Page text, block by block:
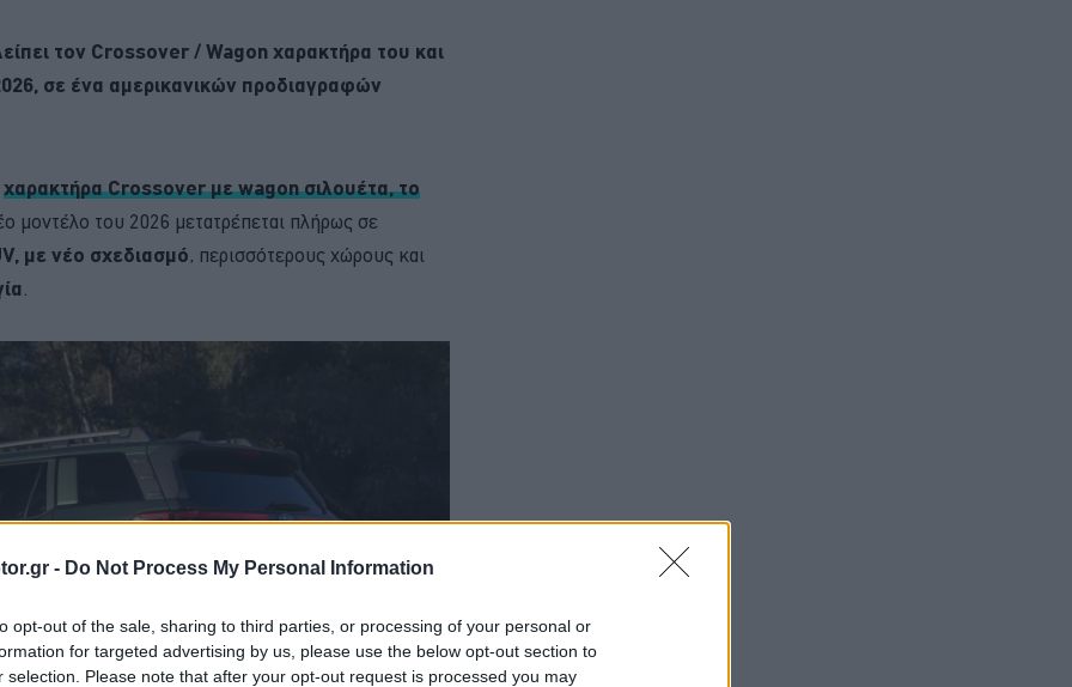
- Do Not Process My Personal Information
opt-out of the sale, sharing to third parties, or processing of your personal or
for targeted advertising by us, please use the below opt-out section to
selection. Please note that after your opt-out request is processed you may
τον Crossover / Wagon χαρακτήρα του και
σε ένα αμερικανικών προδιαγραφών
χαρακτήρα Crossover με wagon σιλουέτα, το
μοντέλο του 2026 μετατρέπεται πλήρως σε
με νέο σχεδιασμό, περισσότερους χώρους και